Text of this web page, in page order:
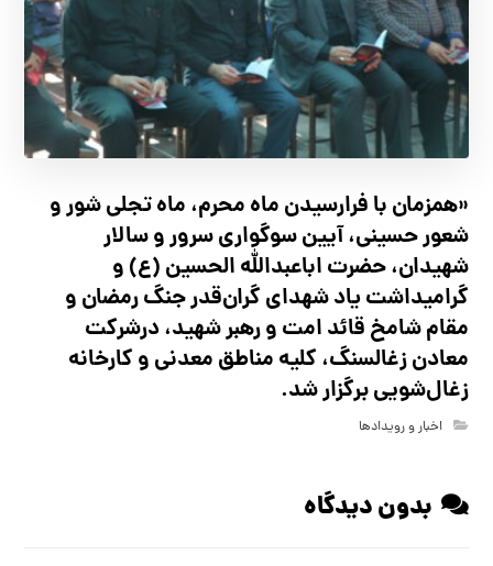
«همزمان با فرارسیدن ماه محرم، ماه تجلی شور و
شعور حسینی، آیین سوگواری سرور و سالار
شهیدان، حضرت اباعبدالله الحسین (ع) و
گرامیداشت یاد شهدای گران‌قدر جنگ رمضان و
مقام شامخ قائد امت و رهبر شهید، درشرکت
معادن زغالسنگ، کلیه مناطق معدنی و کارخانه
زغال‌شویی برگزار شد.
اخبار و رویدادها
بدون دیدگاه